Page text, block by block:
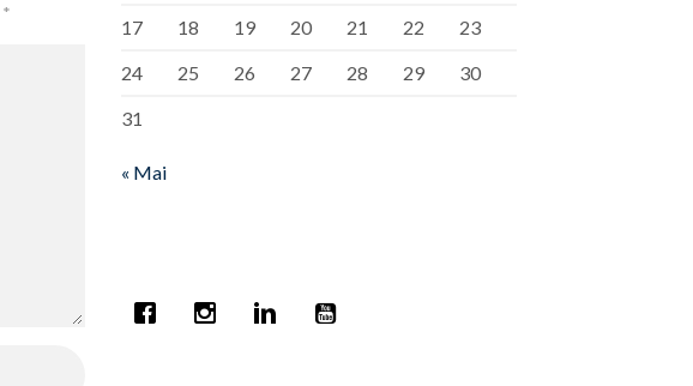
*
17
18 19 20 21 22
23
24
25 26 27 28 29
30
31
« Mai